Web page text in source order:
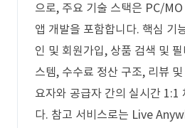
으로, 주요 기술 스택은 PC/
앱 개발을 포함합니다. 핵심 기
인 및 회원가입, 상품 검색 및
스템, 수수료 정산 구조, 리뷰
요자와 공급자 간의 실시간 1:1
다. 참고 서비스로는 Live